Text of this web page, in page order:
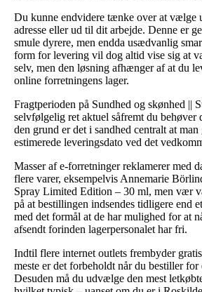
Du kunne endvidere tænke over at vælge
adresse eller ud til dit arbejde. Denne er
smule dyrere, men endda usædvanlig
form for levering vil dog altid vise sig at
selv, men den løsning afhænger af at du
online forretningens lager.
Fragtperioden på Sundhed og skønhed ||
selvfølgelig ret aktuel såfremt du behøver
den grund er det i sandhed centralt at man
estimerede leveringsdato ved det
Masser af e-forretninger reklamerer med
flere varer, eksempelvis Annemarie
Spray Limited Edition – 30 ml, men vær
på at bestillingen indsendes tidligere end
med det formål at de har mulighed for at
afsendt forinden lagerpersonalet har fri.
Indtil flere internet outlets frembyder
meste er det forbeholdt når du bestiller
Desuden må du udvælge den mest